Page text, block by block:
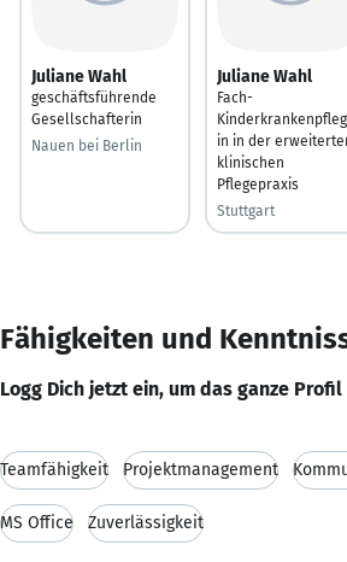
Juliane Wahl
geschäftsführende
Gesellschafterin
Nauen bei Berlin
Juliane Wahl
Fach-
in in der
klinischen
Pflegepraxis
Stuttgart
Fähigkeiten und
Logg Dich jetzt ein, um das ganze Profil
Teamfähigkeit Projektmanagement
MS Office Zuverlässigkeit